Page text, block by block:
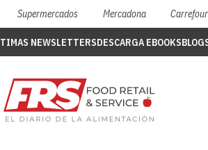
Supermercados Mercadona Carrefour
NEWSLETTERSDESCARGA EBOOKS